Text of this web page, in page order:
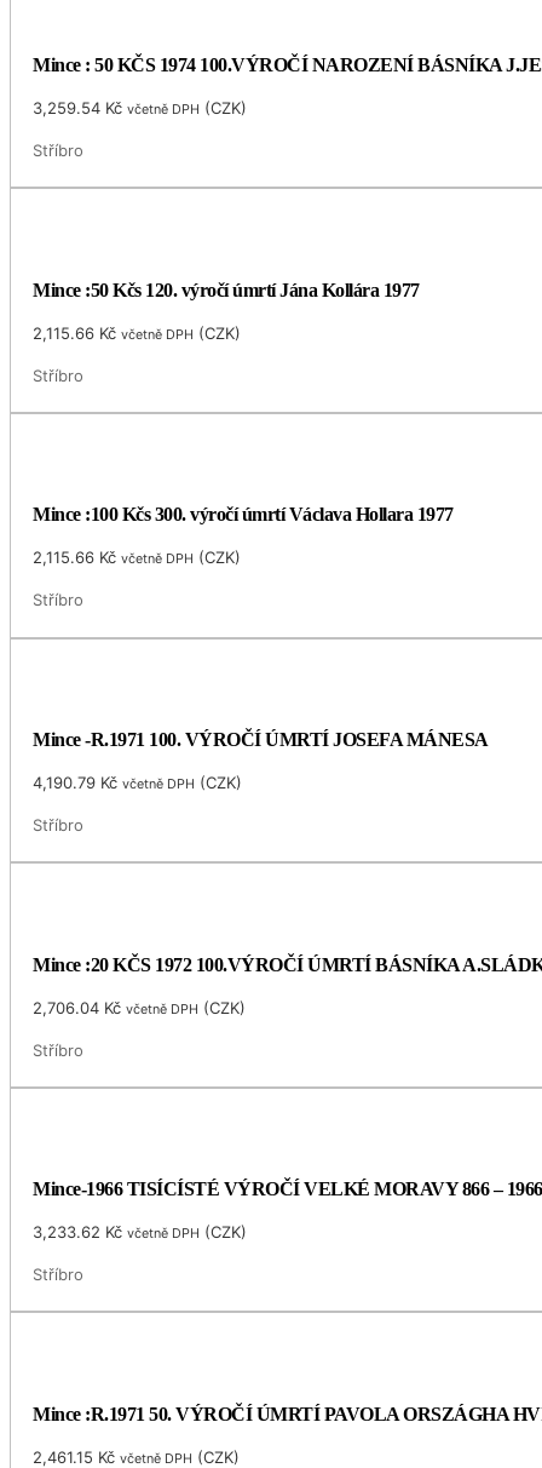
Mince : 50 KČS 1974 100.VÝROČÍ NAROZENÍ BÁSNÍKA
3,259.54 Kč včetně DPH (CZK)
Stříbro
Mince :50 Kčs 120. výročí úmrtí Jána Kollára 1977
2,115.66 Kč včetně DPH (CZK)
Stříbro
Mince :100 Kčs 300. výročí úmrtí Václava Hollara 1977
2,115.66 Kč včetně DPH (CZK)
Stříbro
Mince -R.1971 100. VÝROČÍ ÚMRTÍ JOSEFA MÁNESA
4,190.79 Kč včetně DPH (CZK)
Stříbro
Mince :20 KČS 1972 100.VÝROČÍ ÚMRTÍ BÁSNÍKA
2,706.04 Kč včetně DPH (CZK)
Stříbro
Mince-1966 TISÍCÍSTÉ VÝROČÍ VELKÉ MORAVY 866 – 1966
3,233.62 Kč včetně DPH (CZK)
Stříbro
Mince :R.1971 50. VÝROČÍ ÚMRTÍ PAVOLA ORSZÁGHA
2,461.15 Kč včetně DPH (CZK)